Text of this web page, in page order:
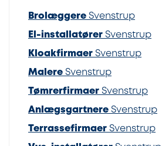
Brolæggere Svenstrup
El-installatører Svenstrup
Kloakfirmaer Svenstrup
Malere Svenstrup
Tømrerfirmaer Svenstrup
Anlægsgartnere Svenstrup
Terrassefirmaer Svenstrup